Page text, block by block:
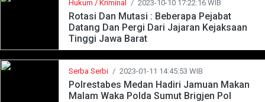
Hukum / Kriminal / 2023-10-10 17:22:16 WIB
Rotasi Dan Mutasi : Beberapa Pejabat
Datang Dan Pergi Dari Jajaran Kejaksaan
Tinggi Jawa Barat
Serba Serbi / 2023-01-11 14:45:53 WIB
Polrestabes Medan Hadiri Jamuan Makan
Malam Waka Polda Sumut Brigjen Pol